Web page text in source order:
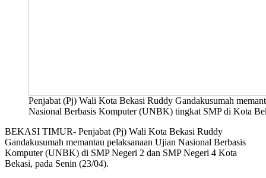
Penjabat (Pj) Wali Kota Bekasi Ruddy Gandakusumah
Nasional Berbasis Komputer (UNBK) tingkat SMP di Kota
BEKASI TIMUR- Penjabat (Pj) Wali Kota Bekasi Ruddy
Gandakusumah memantau pelaksanaan Ujian Nasional Berbasis
Komputer (UNBK) di SMP Negeri 2 dan SMP Negeri 4 Kota
Bekasi, pada Senin (23/04).